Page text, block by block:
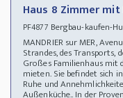
Haus 8 Zimmer
PF4877 Bergbau-kaufen-
MANDRIER sur MER,
Strandes, des Transports,
Großes Familienhaus mit
mieten. Sie befindet sich
Ruhe und
Außenküche.. In der